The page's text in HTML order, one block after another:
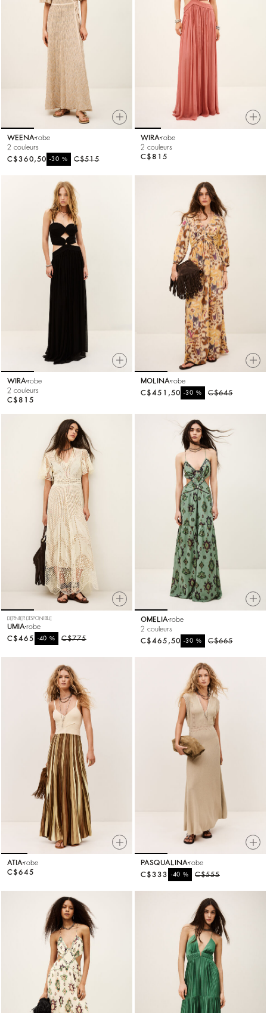
WEENA robe
2 couleurs
C$515
-30%
C$360,50
WIRA robe
2 couleurs
C$815
WIRA robe
2 couleurs
C$815
MOLINA robe
C$645
-30%
C$451,50
DERNIER DISPONIBLE
UMIA robe
C$775
-40%
C$465
OMELIA robe
2 couleurs
C$665
-30%
C$465,50
ATIA robe
C$645
PASQUALINA robe
C$555
-40%
C$333